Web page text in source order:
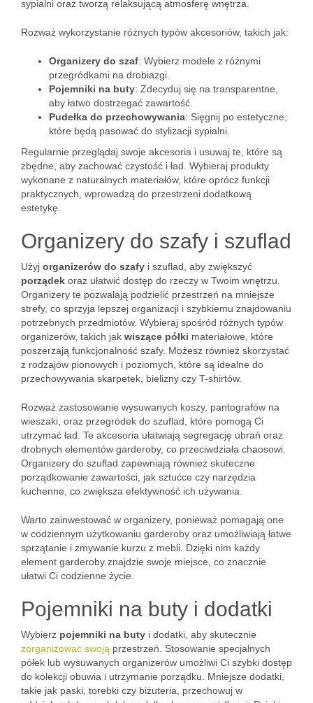
sypialni oraz tworzą relaksującą atmosferę wnętrza.
Rozważ wykorzystanie różnych typów akcesoriów, takich jak:
Organizery do szaf: Wybierz modele z różnymi
przegródkami na drobiazgi.
Pojemniki na buty: Zdecyduj się na transparentne,
aby łatwo dostrzegać zawartość.
Pudełka do przechowywania: Sięgnij po estetyczne,
które będą pasować do stylizacji sypialni.
Regularnie przeglądaj swoje akcesoria i usuwaj te, które są
zbędne, aby zachować czystość i ład. Wybieraj produkty
wykonane z naturalnych materiałów, które oprócz funkcji
praktycznych, wprowadzą do przestrzeni dodatkową
estetykę.
Organizery do szafy i szuflad
Użyj organizerów do szafy i szuflad, aby zwiększyć
porządek oraz ułatwić dostęp do rzeczy w Twoim wnętrzu.
Organizery te pozwalają podzielić przestrzeń na mniejsze
strefy, co sprzyja lepszej organizacji i szybkiemu znajdowaniu
potrzebnych przedmiotów. Wybieraj spośród różnych typów
organizerów, takich jak wiszące półki materiałowe, które
poszerzają funkcjonalność szafy. Możesz również skorzystać
z rodzajów pionowych i poziomych, które są idealne do
przechowywania skarpetek, bielizny czy T-shirtów.
Rozważ zastosowanie wysuwanych koszy, pantografów na
wieszaki, oraz przegródek do szuflad, które pomogą Ci
utrzymać ład. Te akcesoria ułatwiają segregację ubrań oraz
drobnych elementów garderoby, co przeciwdziała chaosowi.
Organizery do szuflad zapewniają również skuteczne
porządkowanie zawartości, jak sztućce czy narzędzia
kuchenne, co zwiększa efektywność ich używania.
Warto zainwestować w organizery, ponieważ pomagają one
w codziennym użytkowaniu garderoby oraz umożliwiają łatwe
sprzątanie i zmywanie kurzu z mebli. Dzięki nim każdy
element garderoby znajdzie swoje miejsce, co znacznie
ułatwi Ci codzienne życie.
Pojemniki na buty i dodatki
Wybierz pojemniki na buty i dodatki, aby skutecznie
zorganizować swoją przestrzeń. Stosowanie specjalnych
półek lub wysuwanych organizerów umożliwi Ci szybki dostęp
do kolekcji obuwia i utrzymanie porządku. Mniejsze dodatki,
takie jak paski, torebki czy biżuteria, przechowuj w